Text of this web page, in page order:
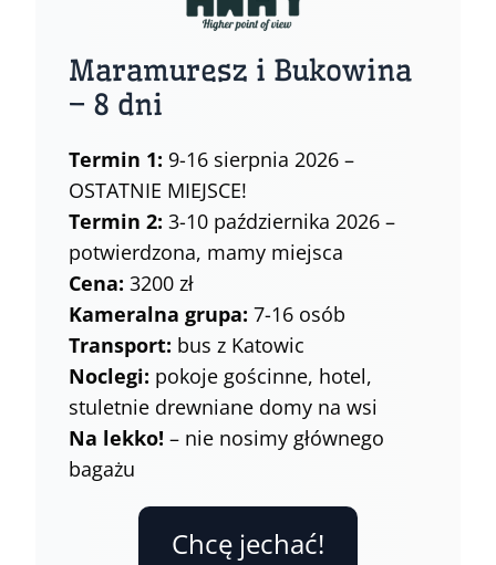
Maramuresz i Bukowina
– 8 dni
Termin 1: 9-16 sierpnia 2026 –
OSTATNIE MIEJSCE!
Termin 2: 3-10 października 2026 –
potwierdzona, mamy miejsca
Cena: 3200 zł
Kameralna grupa: 7-16 osób
Transport: bus z Katowic
Noclegi: pokoje gościnne, hotel,
stuletnie drewniane domy na wsi
Na lekko! – nie nosimy głównego
bagażu
Chcę jechać!